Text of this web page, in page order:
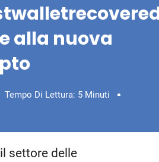
alla nuova
Tempo Di Lettura: 5 Minuti
settore delle